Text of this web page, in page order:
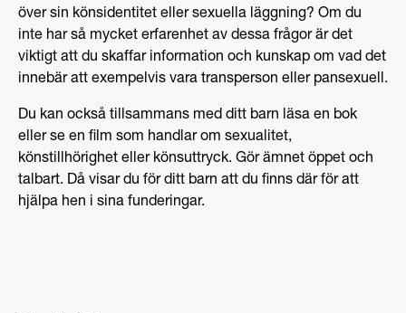
över sin könsidentitet eller sexuella läggning? Om du
inte har så mycket erfarenhet av dessa frågor är det
viktigt att du skaffar information och kunskap om vad det
innebär att exempelvis vara transperson eller pansexuell.
Du kan också tillsammans med ditt barn läsa en bok
eller se en film som handlar om sexualitet,
könstillhörighet eller könsuttryck. Gör ämnet öppet och
talbart. Då visar du för ditt barn att du finns där för att
hjälpa hen i sina funderingar.